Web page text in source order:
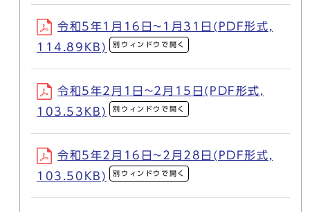
令和5年1月16日~1月31日(PDF形式,
114.89KB)
別ウィンドウで開く
令和5年2月1日~2月15日(PDF形式,
103.53KB)
別ウィンドウで開く
令和5年2月16日~2月28日(PDF形式,
103.50KB)
別ウィンドウで開く